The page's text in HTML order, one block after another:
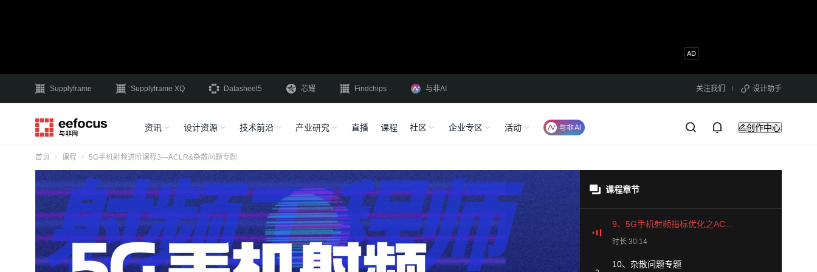
Supplyframe Supplyframe XQ Datasheet5 芯耀 Findchips 与非AI 关注我们 设计助手
资讯 设计资源 技术前沿 产业研究 直播 课程 社区 企业专区 活动 创作中心
首页 课程 5G手机射频进阶课程3—ACLR&杂散问题专题
课程章节
时长 30:14
10、杂散问题专题